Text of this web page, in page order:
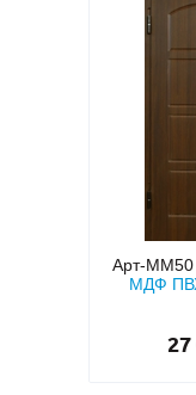
Арт-ММ50
МДФ ПВХ
27